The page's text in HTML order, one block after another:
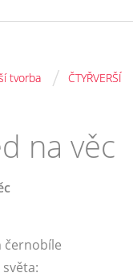
tvorba / ČTYŘVERŠÍ
na věc
černobíle